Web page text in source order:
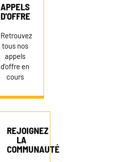
APPELS
D'OFFRE
Retrouvez
tous nos
appels
d'offre en
cours
REJOIGNEZ
LA
COMMUNAUTÉ